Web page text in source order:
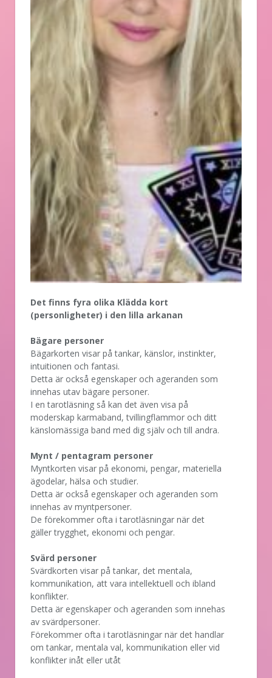
Det finns fyra olika Klädda kort
(personligheter) i den lilla arkanan
Bägare personer
Bägarkorten visar på tankar, känslor, instinkter,
intuitionen och fantasi.
Detta är också egenskaper och ageranden som
innehas utav bägare personer.
I en tarotläsning så kan det även visa på
moderskap karmaband, tvillingflammor och ditt
känslomässiga band med dig själv och till andra.
Mynt / pentagram personer
Myntkorten visar på ekonomi, pengar, materiella
ägodelar, hälsa och studier.
Detta är också egenskaper och ageranden som
innehas av myntpersoner.
De förekommer ofta i tarotläsningar när det
gäller trygghet, ekonomi och pengar.
Svärd personer
Svärdkorten visar på tankar, det mentala,
kommunikation, att vara intellektuell och ibland
konflikter.
Detta är egenskaper och ageranden som innehas
av svärdpersoner.
Förekommer ofta i tarotläsningar när det handlar
om tankar, mentala val, kommunikation eller vid
konflikter inåt eller utåt